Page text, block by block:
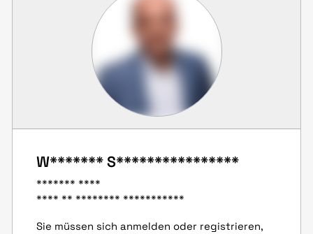
W******* S****************
******* ****
**** ** ******** ***********
Sie müssen sich anmelden oder registrieren,